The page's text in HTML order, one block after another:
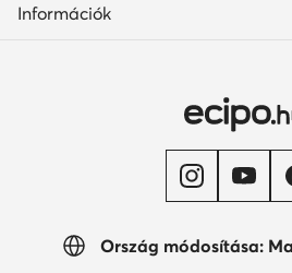
Ország módosítása:
Információk